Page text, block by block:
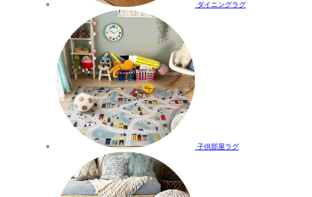
ダイニングラグ
子供部屋ラグ